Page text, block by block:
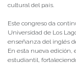
cultural del país.
Este congreso da
Universidad de Los
enseñanza del inglés
En esta nueva edición,
estudiantil,